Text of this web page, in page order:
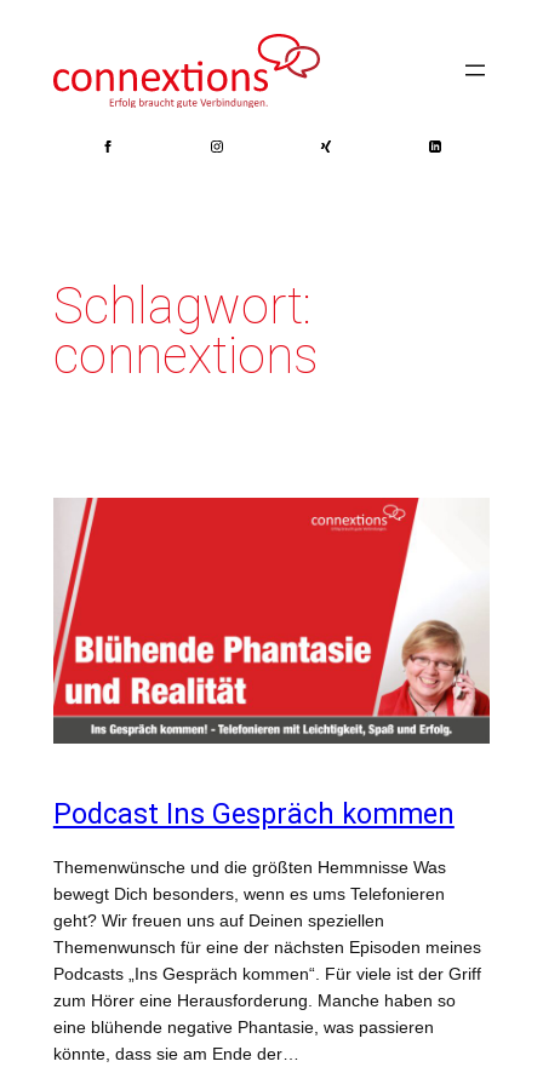
springen
Schlagwort:
connextions
Podcast Ins Gespräch kommen
Themenwünsche und die größten Hemmnisse Was
bewegt Dich besonders, wenn es ums Telefonieren
geht? Wir freuen uns auf Deinen speziellen
Themenwunsch für eine der nächsten Episoden meines
Podcasts „Ins Gespräch kommen“. Für viele ist der Griff
zum Hörer eine Herausforderung. Manche haben so
eine blühende negative Phantasie, was passieren
könnte, dass sie am Ende der…